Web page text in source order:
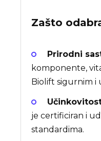
Zašto
Prirodni
komponente,
Biolift sigurnim i
je certificiran i
standardima.